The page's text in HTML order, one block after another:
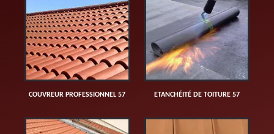
COUVREUR PROFESSIONNEL 57 ETANCHÉITÉ DE TOITURE 57